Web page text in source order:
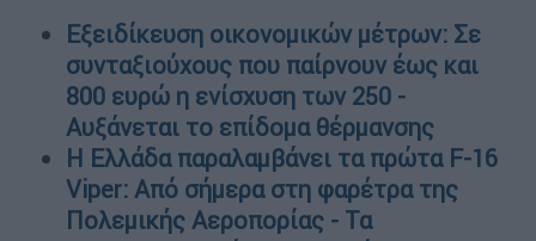
Εξειδίκευση οικονομικών μέτρων: Σε
συνταξιούχους που παίρνουν έως και
800 ευρώ η ενίσχυση των 250 -
Αυξάνεται το επίδομα θέρμανσης
Η Ελλάδα παραλαμβάνει τα πρώτα F-16
Viper: Από σήμερα στη φαρέτρα της
Πολεμικής Αεροπορίας - Τα